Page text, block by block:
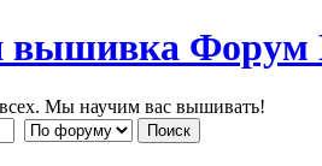
Мы научим вас вышивать!